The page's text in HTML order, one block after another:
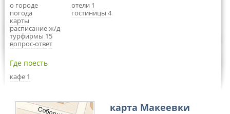
о городе
погода
карты
расписание ж/д
турфирмы 15
вопрос-ответ
отели 1
гостиницы 4
Где поесть
кафе 1
карта Макеевки